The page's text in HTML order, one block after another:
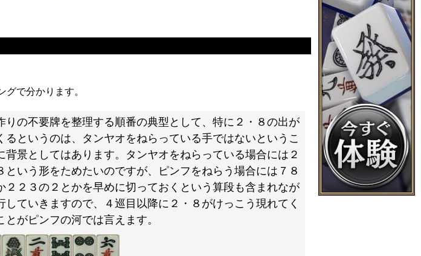
で分かります。
の不要牌を整理する順番の典型として、特に２・８の出が
るというのは、タンヤオをねらっている手ではないというこ
背景としてはあります。タンヤオをねらっている場合には２
という形をためたいのですが、ピンフをねらう場合には７８
２２３の２とかを早めに切っておくという算段も含まれなが
していきますので、４巡目以降に２・８がけっこう現れてく
とがピンフの河では言えます。